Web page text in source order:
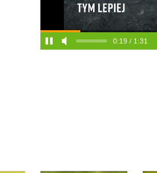
0:20 / 1:31